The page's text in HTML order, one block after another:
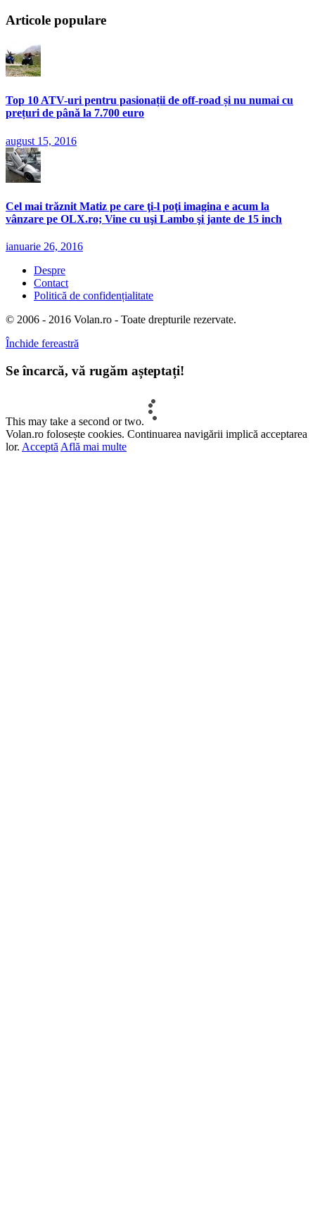
Articole populare
Top 10 ATV-uri pentru pasionații de off-road și nu numai cu
prețuri de până la 7.700 euro
august 15, 2016
Cel mai trăznit Matiz pe care ţi-l poţi imagina e acum la
vânzare pe OLX.ro; Vine cu uşi Lambo şi jante de 15 inch
ianuarie 26, 2016
Despre
Contact
Politică de confidențialitate
© 2006 - 2016 Volan.ro - Toate drepturile rezervate.
Închide fereastră
Se încarcă, vă rugăm așteptați!
This may take a second or two.
Volan.ro folosește cookies. Continuarea navigării implică acceptarea
lor. Acceptă Află mai multe